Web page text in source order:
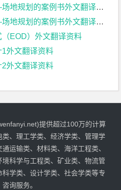
规划的案例书外文翻译资料
规划的案例书外文翻译资料
EOD）外文翻译资料
外文翻译资料
外文翻译资料
提供超过100万的计算
、理工学类、经济学类、管理学
运输类、材料类、海洋工程类、
科学与工程类、矿业类、物流管
学类、设计学类、社会学类等专
询服务。